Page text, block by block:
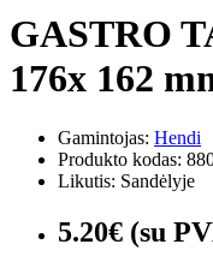
GASTRO
176x 162
Gamintojas: Hendi
Produkto kodas:
Likutis: Sandėlyje
5.20€ (su